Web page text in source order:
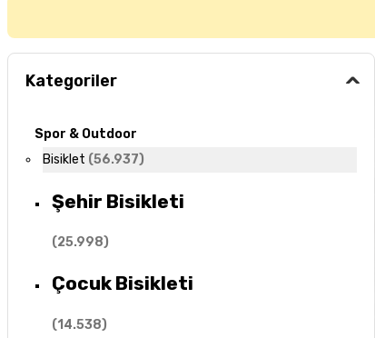
Kategoriler
Spor & Outdoor
Bisiklet (56.937)
Şehir Bisikleti
(25.998)
Çocuk Bisikleti
(14.538)